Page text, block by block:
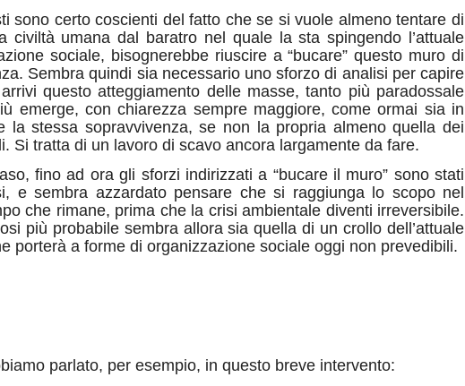
sono certo coscienti del fatto che se si vuole almeno tentare di
civiltà umana dal baratro nel quale la sta spingendo l’attuale
sociale, bisognerebbe riuscire a “bucare” questo muro di
Sembra quindi sia necessario uno sforzo di analisi per capire
questo atteggiamento delle masse, tanto più paradossale
emerge, con chiarezza sempre maggiore, come ormai sia in
la stessa sopravvivenza, se non la propria almeno quella dei
Si tratta di un lavoro di scavo ancora largamente da fare.
fino ad ora gli sforzi indirizzati a “bucare il muro” sono stati
e sembra azzardato pensare che si raggiunga lo scopo nel
che rimane, prima che la crisi ambientale diventi irreversibile.
più probabile sembra allora sia quella di un crollo dell’attuale
porterà a forme di organizzazione sociale oggi non prevedibili.
parlato, per esempio, in questo breve intervento: